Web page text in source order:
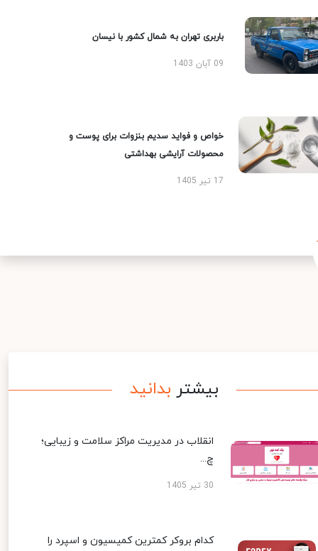
باربری تهران به شمال کشور با نیسان
09 آبان 1403
خواص و فواید سدیم بنزوات برای پوست و
محصولات آرایشی بهداشتی
17 تیر 1405
بیشتر بدانید
انقلاب در مدیریت مراکز سلامت و زیبایی؛
چ...
30 تیر 1405
کدام بروکر کمترین کمیسیون و اسپرد را